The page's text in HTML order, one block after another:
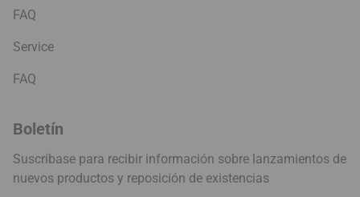
FAQ
Service
FAQ
Boletín
Suscríbase para recibir información sobre lanzamientos de
nuevos productos y reposición de existencias